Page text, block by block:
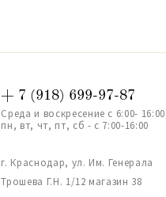
+ 7 (918) 699-97-87
Среда и воскресение с 6:00-
пн, вт, чт, пт, сб - с 7:00-16:00
г. Краснодар, ул. Им. Генерала
Трошева Г.Н. 1/12 магазин 38